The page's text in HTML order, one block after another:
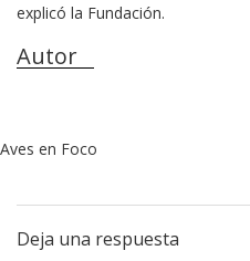
explicó la Fundación.
Autor
Aves en Foco
Deja una respuesta